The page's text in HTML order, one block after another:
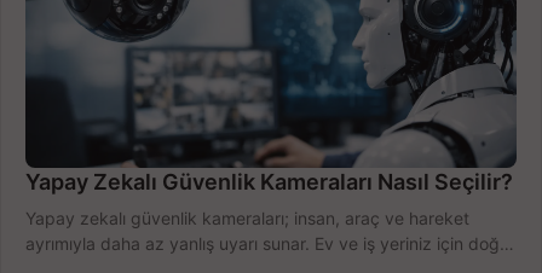
Yapay Zekalı Güvenlik Kameraları Nasıl Seçilir?
Yapay zekalı güvenlik kameraları; insan, araç ve hareket
ayrımıyla daha az yanlış uyarı sunar. Ev ve iş yeriniz için doğru